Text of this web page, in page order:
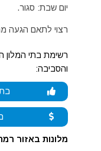
יום שבת: סגור.
רצוי לתאם הגעה מראש
רשימת בתי המלון
והסביבה:
מלונות באזור